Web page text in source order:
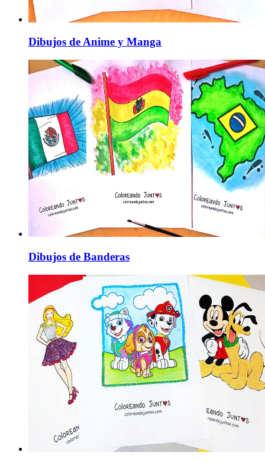
Dibujos de Anime y Manga
Dibujos de Banderas